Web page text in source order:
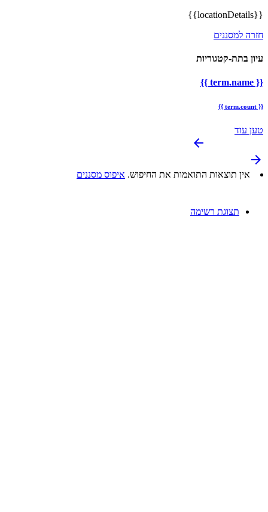
{{locationDetails}}
חזרה למסננים
עיון בתת-קטגוריות
{{ term.name }}
{{ term.count }}
טען עוד
arrow_backward
arrow_forward
אין תוצאות התואמות את החיפוש. איפוס מסננים
תצוגת רשימה